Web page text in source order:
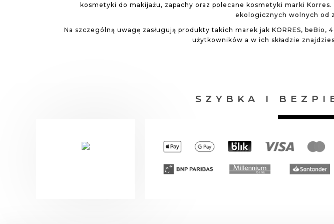
kosmetyki do makijażu, zapachy oraz polecane kosmetyki marki
ekologicznych wolnych od
Na szczególną uwagę zasługują produkty takich marek jak KORRES,
użytkowników a w ich składzie
SZYBKA I